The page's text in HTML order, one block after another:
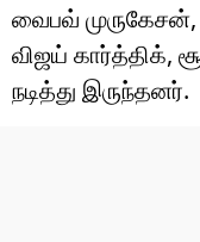
வைபவ்
விஜய் கார்த்திக்,
நடித்து இருந்தனர்.